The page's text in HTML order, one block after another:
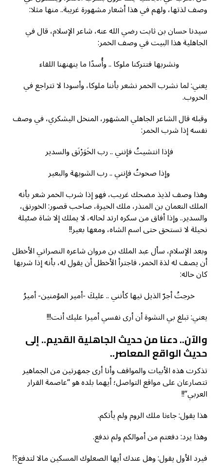
وصف لذتها، ولهم في هذا أشعار مشهورة غريبة.. منها مثلا:
سيدنا حسان بن ثابت رضي الله عنه، شاعر الإسلام، قال في
الجاهلية هذا البيت في وصف الخمر:
ونشربها فتتركنا ملوكا .. وأُسدًا ما ينهنهنا اللقاء
يعني: لما نشرب الخمر نشعر بأننا ملوكا، وأسودا لا تتراجع في
الحروب.
وقبله قال الشاعر الجاهلي المشهور، المنخل اليشكري، في وصف
نفسه إذا شرب الخمر:
فإذا انتشيتُ فإنني .. رب الخَوَرْنَق والسدير
وإذا صحوتُ فإنني .. رب الشويهة والبعير
وهذا وصف لذيذ مضحك غريب، فهو إذا شرب الخمر شعر بأنه
الملك النعمان بن المنذر، ملك الحيرة، صاحب قصور: الخورنق،
والسدير.. وإذا أفاق من سكره ارتد لحاله، لا يملك إلا شاة ضئيلة
نحيلة لا تستحق حتى اسم الشاه، ومعها بعير!!
وبعد الإسلام، سأل عبد الملك بن مروان شاعره النصراني الأخطل
أن يصف له لذة الخمر، فاجترأ الأخطل أن يقول له، بأنه إذا شربها
كان حاله:
خرجتُ أجرّ الذيل تيها كأنني .. عليكَ -أمير المؤمنين- أميرُ
يعني: تبلغ بي النشوة أن أرى نفسي أميرا عليك أنت!!!
والآن.. دعنا من حديث الجاهلية القديم.. إلى
حديث الواقع المعاصر..
تذكرت هذه الأبيات والمواقف وأنا أرى جمهرتين من الجماهير
تتصارعان على مواقع التواصل؛ أيهما بلده هو “عاصمة القرار
العربي”!!
هذا يقول: جاءنا ملك الروم ولم يأتكم.
وهذا يرد: دفعتم من أموالكم ولم ندفع.
فيرد الأول يقول: وهل عندك أيها الصعلوك المسكين مالا لتدفع؟!